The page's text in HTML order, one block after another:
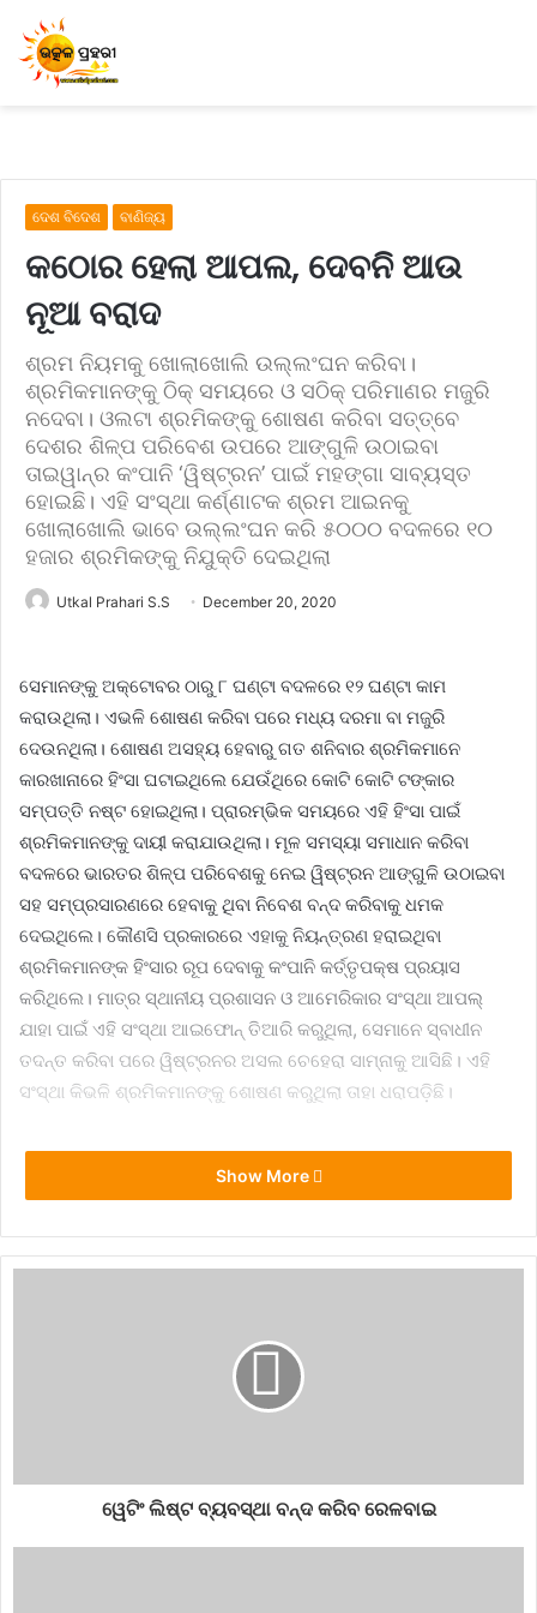
ଦେଶ ବିଦେଶ ବାଣିଜ୍ୟ
କଠୋର ହେଲା ଆପଲ, ଦେବନି ଆଉ
ନୂଆ ବରାଦ
ଶ୍ରମ ନିୟମକୁ ଖୋଲାଖୋଲି ଉଲ୍ଲଂଘନ କରିବା।
ଶ୍ରମିକମାନଙ୍କୁ ଠିକ୍ ସମୟରେ ଓ ସଠିକ୍ ପରିମାଣର ମଜୁରି
ନଦେବା। ଓଲଟା ଶ୍ରମିକଙ୍କୁ ଶୋଷଣ କରିବା ସତ୍ତ୍ବେ
ଦେଶର ଶିଳ୍ପ ପରିବେଶ ଉପରେ ଆଙ୍ଗୁଳି ଉଠାଇବା
ତାଇୱାନ୍‌ର କଂପାନି ‘ୱିଷ୍ଟ୍ରନ’ ପାଇଁ ମହଙ୍ଗା ସାବ୍ୟସ୍ତ
ହୋଇଛି। ଏହି ସଂସ୍ଥା କର୍ଣ୍ଣାଟକ ଶ୍ରମ ଆଇନକୁ
ଖୋଲାଖୋଲି ଭାବେ ଉଲ୍ଲଂଘନ କରି ୫୦୦୦ ବଦଳରେ ୧୦
ହଜାର ଶ୍ରମିକଙ୍କୁ ନିଯୁକ୍ତି ଦେଇଥିଲା
Utkal Prahari S.S December 20, 2020
ସେମାନଙ୍କୁ ଅକ୍ଟୋବର ଠାରୁ ୮ ଘଣ୍ଟା ବଦଳରେ ୧୨ ଘଣ୍ଟା କାମ
କରାଉଥିଲା। ଏଭଳି ଶୋଷଣ କରିବା ପରେ ମଧ୍ୟ ଦରମା ବା ମଜୁରି
ଦେଉନଥିଲା। ଶୋଷଣ ଅସହ୍ୟ ହେବାରୁ ଗତ ଶନିବାର ଶ୍ରମିକମାନେ
କାରଖାନାରେ ହିଂସା ଘଟାଇଥିଲେ ଯେଉଁଥିରେ କୋଟି କୋଟି ଟଙ୍କାର
ସମ୍ପତ୍ତି ନଷ୍ଟ ହୋଇଥିଲା। ପ୍ରାରମ୍ଭିକ ସମୟରେ ଏହି ହିଂସା ପାଇଁ
ଶ୍ରମିକମାନଙ୍କୁ ଦାୟୀ କରାଯାଉଥିଲା। ‌ମୂଳ ସମସ୍ୟା ସମାଧାନ କରିବା
ବଦଳରେ ଭାରତର ଶିଳ୍ପ ପରିବେଶକୁ ନେଇ ୱି‌ଷ୍ଟ୍ରନ ଆଙ୍ଗୁଳି ଉଠାଇବା
ସହ ସମ୍ପ୍ରସାରଣରେ ହେବାକୁ ଥିବା ନିବେଶ ବନ୍ଦ କରିବାକୁ ଧମକ
ଦେଇଥିଲେ। କୌଣସି ପ୍ରକାରରେ ଏହାକୁ ନିୟନ୍ତ୍ରଣ ହରାଇଥିବା
ଶ୍ରମିକମାନଙ୍କ ହିଂସାର ରୂପ ଦେବାକୁ କଂପାନି କର୍ତ୍ତୃପକ୍ଷ ପ୍ରୟାସ
କରିଥିଲେ। ମାତ୍ର ସ୍ଥାନୀୟ ପ୍ରଶାସନ ଓ ଆମେରିକାର ସଂସ୍ଥା ଆପଲ୍‌
ଯାହା ପାଇଁ ଏହି ସଂସ୍ଥା ଆଇଫୋନ୍ ତିଆରି କରୁଥିଲା, ସେମାନେ ସ୍ବାଧୀନ
ତଦନ୍ତ କରିବା ପରେ ୱିଷ୍ଟ୍ରନର ଅସଲ ଚେହେରା ସାମ୍ନାକୁ ଆସିଛି। ଏହି
ସଂସ୍ଥା କିଭଳି ‌ଶ୍ରମିକମାନଙ୍କୁ ଶୋଷଣ କରୁଥିଲା ତାହା ଧରାପଡ଼ିଛି।
ହୋଇଛି। ନିଜ ଆଡ଼ୁ ତଦନ୍ତ କରି କର୍ମଚାରୀମାନଙ୍କ ପ୍ରତି ଅନ୍ୟାୟ
ହୋଇଥିବା ଆପଲ୍ ଜାଣିବା ପରେ କଠୋର ଆଭିମୁଖ୍ୟ ଗ୍ରହଣ କରିଛି।
କଂପାନିକୁ ନୂଆ ବରାଦ ଦିଆଯିବ ନାହିଁ ବୋଲି ଆପଲ୍‌ ନିଷ୍ପତ୍ତି ନେଇଛି।
ଯେପର୍ଯ୍ୟନ୍ତ ସୁଧାରମୂଳକ ପଦକ୍ଷେପ ଗ୍ରହଣ କରାଯାଇନାହିଁ ସେ ପର୍ଯ୍ୟନ୍ତ
ୱିଷ୍ଟ୍ରନ୍‌କୁ ନୂଆ ବରାଦ ଦିଆଯିବ ନାହିଁ ବୋଲି ଆପଲ୍ ସ୍ପଷ୍ଟ କରିଛି।
ଦେଇଛି। ଏଥି ସହିତ କର୍ମଚାରୀମାନଙ୍କ ସମସ୍ୟାର ସମାଧାନ ଲାଗି ବ୍ୟବସ୍ଥା
କରି ଚାରି ପ୍ରକାର ଆଞ୍ଚଳିକ ଭା‌ଷାରେ ଶ୍ରମିକମାନେ ଯେଭଳି ନିଜର
Show More
ୱେଟିଂ ଲିଷ୍ଟ ବ୍ୟବସ୍ଥା ବନ୍ଦ କରିବ ରେଳବାଇ